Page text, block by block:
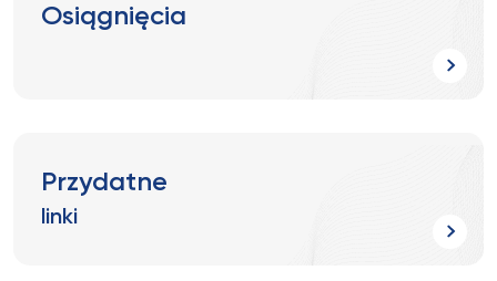
Osiągnięcia
Przydatne
linki